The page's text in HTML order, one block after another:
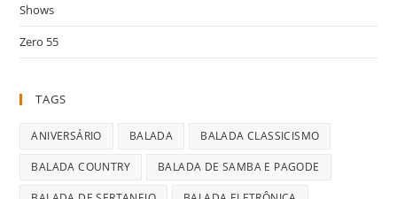
Shows
Zero 55
TAGS
ANIVERSÁRIO BALADA BALADA CLASSICISMO
BALADA COUNTRY BALADA DE SAMBA E PAGODE